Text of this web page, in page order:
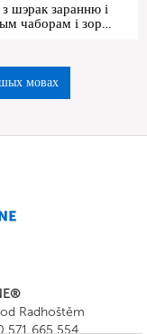
шэрак заранню і
чаборам і зор…
мовах
Radhoštěm
571 665 554